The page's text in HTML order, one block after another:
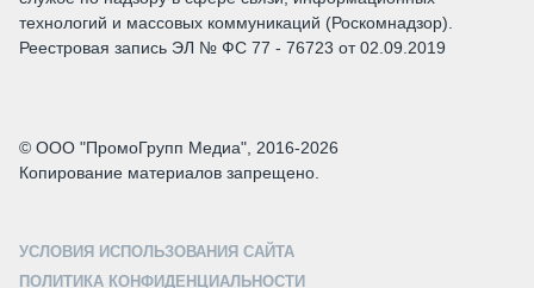
технологий и массовых коммуникаций (Роскомнадзор).
Реестровая запись ЭЛ № ФС 77 - 76723 от 02.09.2019
© ООО "ПромоГрупп Медиа", 2016-2026
Копирование материалов запрещено.
УСЛОВИЯ ИСПОЛЬЗОВАНИЯ САЙТА
ПОЛИТИКА КОНФИДЕНЦИАЛЬНОСТИ